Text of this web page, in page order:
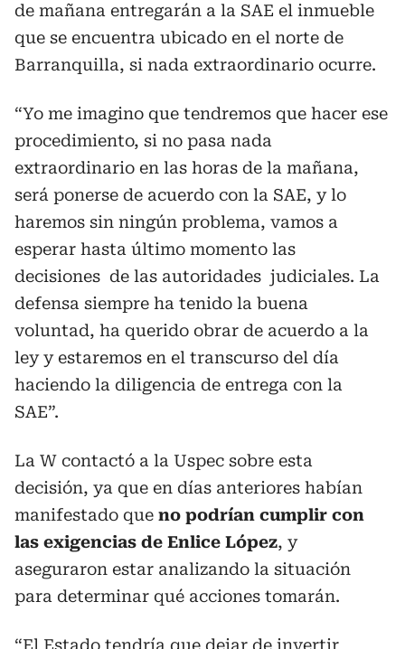
de mañana entregarán a la SAE el inmueble
que se encuentra ubicado en el norte de
Barranquilla, si nada extraordinario ocurre.
“Yo me imagino que tendremos que hacer ese
procedimiento, si no pasa nada
extraordinario en las horas de la mañana,
será ponerse de acuerdo con la SAE, y lo
haremos sin ningún problema, vamos a
esperar hasta último momento las
decisiones de las autoridades judiciales. La
defensa siempre ha tenido la buena
voluntad, ha querido obrar de acuerdo a la
ley y estaremos en el transcurso del día
haciendo la diligencia de entrega con la
SAE”.
La W contactó a la Uspec sobre esta
decisión, ya que en días anteriores habían
manifestado que no podrían cumplir con
las exigencias de Enlice López, y
aseguraron estar analizando la situación
para determinar qué acciones tomarán.
“El Estado tendría que dejar de invertir